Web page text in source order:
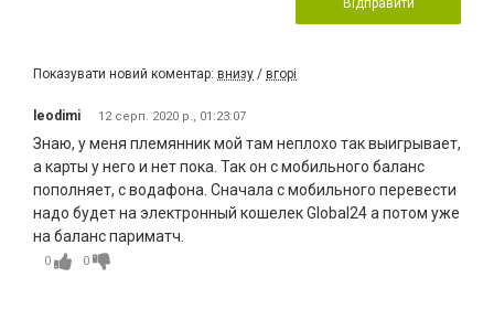
Відправити
Показувати новий коментар: внизу / вгорі
leodimi 12 серп. 2020 р., 01:23:07
Знаю, у меня племянник мой там неплохо так выигрывает,
а карты у него и нет пока. Так он с мобильного баланс
пополняет, с водафона. Сначала с мобильного перевести
надо будет на электронный кошелек Global24 а потом уже
на баланс париматч.
0 0